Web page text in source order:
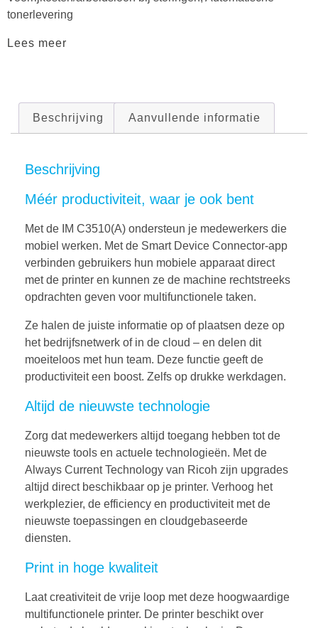
tonerlevering
Lees meer
Beschrijving Aanvullende informatie
Beschrijving
Méér productiviteit, waar je ook bent
Met de IM C3510(A) ondersteun je medewerkers die
mobiel werken. Met de Smart Device Connector-app
verbinden gebruikers hun mobiele apparaat direct
met de printer en kunnen ze de machine rechtstreeks
opdrachten geven voor multifunctionele taken.
Ze halen de juiste informatie op of plaatsen deze op
het bedrijfsnetwerk of in de cloud – en delen dit
moeiteloos met hun team. Deze functie geeft de
productiviteit een boost. Zelfs op drukke werkdagen.
Altijd de nieuwste technologie
Zorg dat medewerkers altijd toegang hebben tot de
nieuwste tools en actuele technologieën. Met de
Always Current Technology van Ricoh zijn upgrades
altijd direct beschikbaar op je printer. Verhoog het
werkplezier, de efficiency en productiviteit met de
nieuwste toepassingen en cloudgebaseerde
diensten.
Print in hoge kwaliteit
Laat creativiteit de vrije loop met deze hoogwaardige
multifunctionele printer. De printer beschikt over